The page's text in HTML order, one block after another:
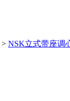
> NSK立式带座调